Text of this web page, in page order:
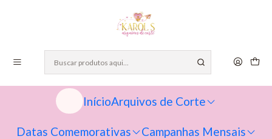
InícioArquivos de Corte
Datas Comemorativas Campanhas Mensais